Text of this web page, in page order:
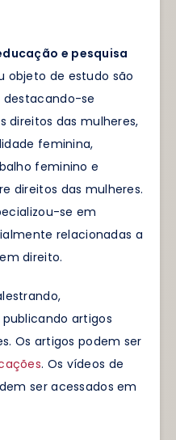
e pesquisa
objeto de estudo são
destacando-se
direitos das mulheres,
feminina,
feminino e
direitos das mulheres.
se em
relacionadas a
direito.
artigos
Os artigos podem ser
. Os vídeos de
ser acessados em